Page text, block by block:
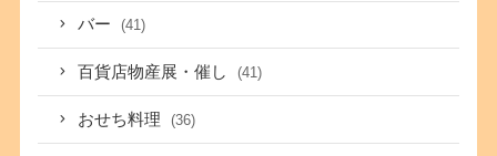
バー (41)
百貨店物産展・催し (41)
おせち料理 (36)